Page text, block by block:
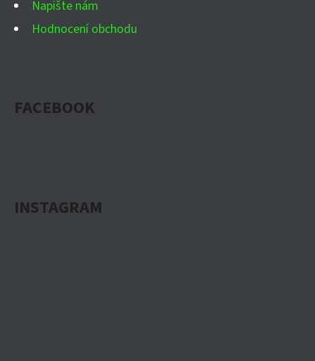
Napište nám
Hodnocení obchodu
FACEBOOK
INSTAGRAM